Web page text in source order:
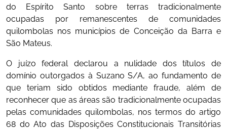
do Espírito Santo sobre terras tradicionalmente
ocupadas por remanescentes de comunidades
quilombolas nos municípios de Conceição da Barra e
São Mateus.
O juízo federal declarou a nulidade dos títulos de
domínio outorgados à Suzano S/A, ao fundamento de
que teriam sido obtidos mediante fraude, além de
reconhecer que as áreas são tradicionalmente ocupadas
pelas comunidades quilombolas, nos termos do artigo
68 do Ato das Disposições Constitucionais Transitórias